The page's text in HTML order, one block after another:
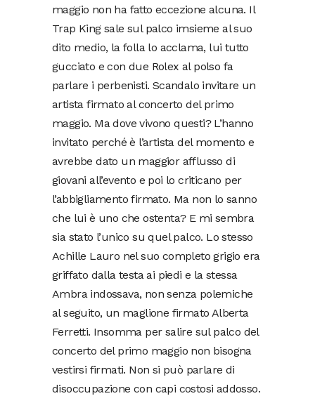
maggio non ha fatto eccezione alcuna. Il
Trap King sale sul palco imsieme al suo
dito medio, la folla lo acclama, lui tutto
gucciato e con due Rolex al polso fa
parlare i perbenisti. Scandalo invitare un
artista firmato al concerto del primo
maggio. Ma dove vivono questi? L’hanno
invitato perché è l’artista del momento e
avrebbe dato un maggior afflusso di
giovani all’evento e poi lo criticano per
l’abbigliamento firmato. Ma non lo sanno
che lui è uno che ostenta? E mi sembra
sia stato l’unico su quel palco. Lo stesso
Achille Lauro nel suo completo grigio era
griffato dalla testa ai piedi e la stessa
Ambra indossava, non senza polemiche
al seguito, un maglione firmato Alberta
Ferretti. Insomma per salire sul palco del
concerto del primo maggio non bisogna
vestirsi firmati. Non si può parlare di
disoccupazione con capi costosi addosso.